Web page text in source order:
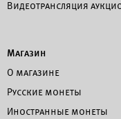
Видеотрансляция
Магазин
О магазине
Русские монеты
Иностранные монеты